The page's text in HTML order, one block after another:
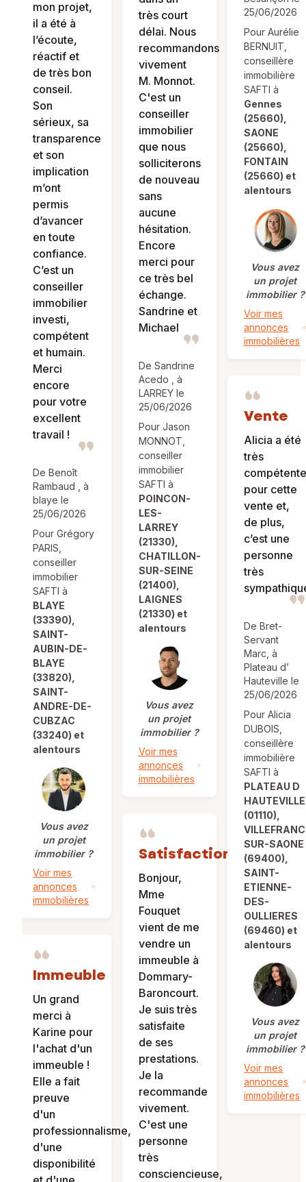
mon projet,
il a été à
l’écoute,
réactif et
de très bon
conseil.
Son
sérieux, sa
transparence
et son
implication
m’ont
permis
d’avancer
en toute
confiance.
C’est un
conseiller
immobilier
investi,
compétent
et humain.
Merci
encore
pour votre
excellent
travail !
De Benoît
Rambaud , à
blaye le
25/06/2026
Pour Grégory
PARIS,
conseiller
immobilier
SAFTI à
BLAYE
(33390),
SAINT-
AUBIN-DE-
BLAYE
(33820),
SAINT-
ANDRE-DE-
CUBZAC
(33240) et
alentours
Vous avez
un projet
immobilier ?
Voir mes
annonces
immobilières
Immeuble
Un grand
merci à
Karine pour
l'achat d'un
immeuble !
Elle a fait
preuve
d'un
professionnalisme,
d'une
disponibilité
très court
délai. Nous
recommandons
vivement
M. Monnot.
C'est un
conseiller
immobilier
que nous
solliciterons
de nouveau
sans
aucune
hésitation.
Encore
merci pour
ce très bel
échange.
Sandrine et
Michael
De Sandrine
Acedo , à
LARREY le
25/06/2026
Pour Jason
MONNOT,
conseiller
immobilier
SAFTI à
POINCON-
LES-
LARREY
(21330),
CHATILLON-
SUR-SEINE
(21400),
LAIGNES
(21330) et
alentours
Vous avez
un projet
immobilier ?
Voir mes
annonces
immobilières
Satisfaction
Bonjour,
Mme
Fouquet
vient de me
vendre un
immeuble à
Dommary-
Baroncourt.
Je suis très
satisfaite
de ses
prestations.
Je la
recommande
vivement.
C'est une
personne
très
consciencieuse,
25/06/2026
Pour Aurélie
BERNUIT,
conseillère
immobilière
SAFTI à
Gennes
(25660),
SAONE
(25660),
FONTAIN
(25660) et
alentours
Vous avez
un projet
immobilier ?
Voir mes
annonces
immobilières
Vente
Alicia a été
très
pour cette
vente et,
de plus,
c’est une
personne
très
De Bret-
Servant
Marc, à
Plateau d’
Hauteville le
25/06/2026
Pour Alicia
DUBOIS,
conseillère
immobilière
SAFTI à
PLATEAU D
HAUTEVILLE
(01110),
SUR-SAONE
(69400),
SAINT-
ETIENNE-
DES-
OULLIERES
(69460) et
alentours
Vous avez
un projet
immobilier ?
Voir mes
annonces
immobilières